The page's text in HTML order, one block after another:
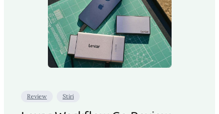
Review Stiri